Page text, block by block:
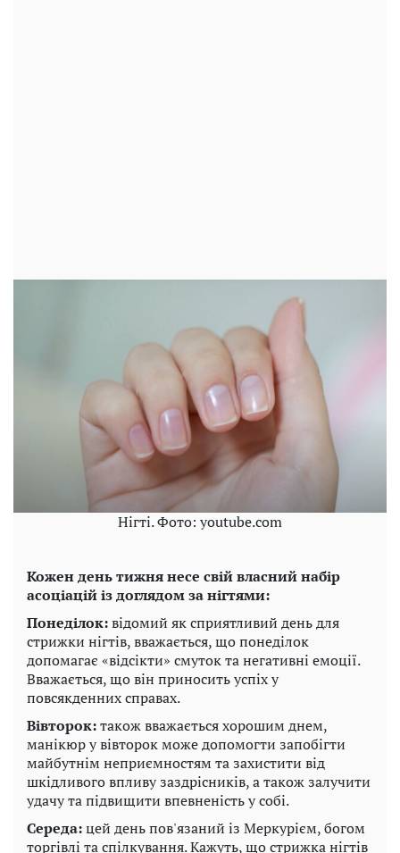
Нігті. Фото: youtube.com
Кожен день тижня несе свій власний набір
асоціацій із доглядом за нігтями:
Понеділок:відомий як сприятливий день для
стрижки нігтів, вважається, що понеділок
допомагає «відсікти» смуток та негативні емоції.
Вважається, що він приносить успіх у
повсякденних справах.
Вівторок:також вважається хорошим днем,
манікюр у вівторок може допомогти запобігти
майбутнім неприємностям та захистити від
шкідливого впливу заздрісників, а також залучити
удачу та підвищити впевненість у собі.
Середа:цей день пов'язаний із Меркурієм, богом
торгівлі та спілкування. Кажуть, що стрижка нігтів